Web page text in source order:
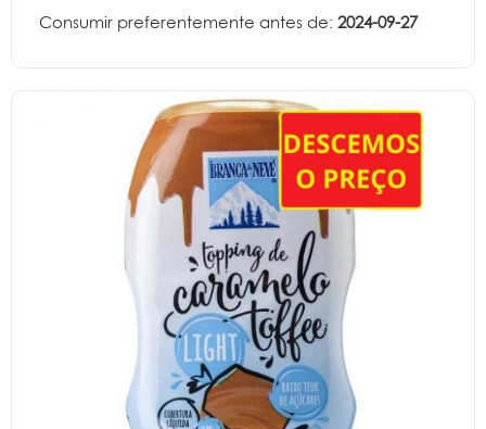
Consumir preferentemente antes de: 2024-09-27